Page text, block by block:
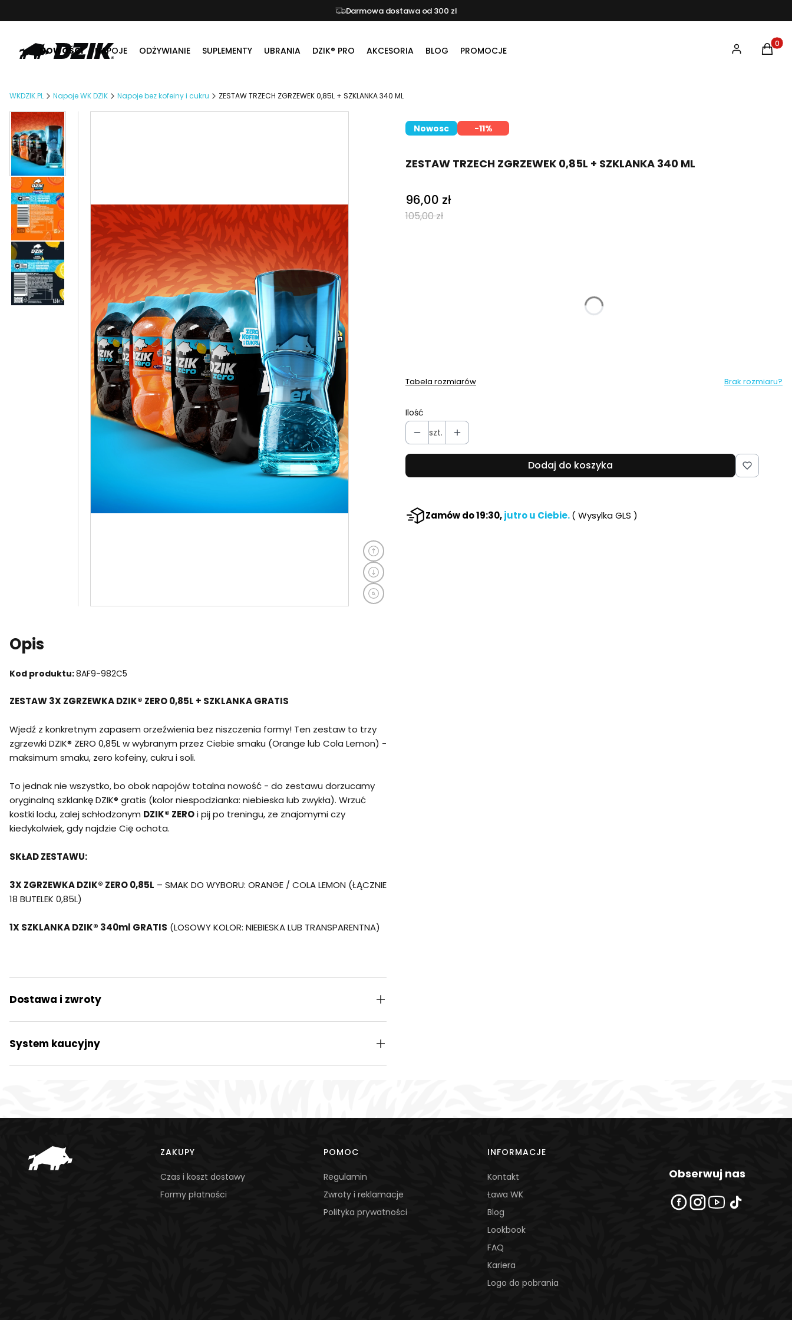
Darmowa dostawa od 300 zl
NOWOŚCI NAPOJE ODŻYWIANIE SUPLEMENTY UBRANIA DZIK® PRO AKCESORIA BLOG PROMOCJE
WKDZIK.PL Napoje WK DZIK Napoje bez kofeiny i cukru ZESTAW TRZECH ZGRZEWEK 0,85L + SZKLANKA 340 ML
Opis
Kod produktu:8AF9-982C5
ZESTAW 3X ZGRZEWKA DZIK® ZERO 0,85L + SZKLANKA GRATIS
Wjedź z konkretnym zapasem orzeźwienia bez niszczenia formy! Ten zestaw to trzy
zgrzewki DZIK® ZERO 0,85L w wybranym przez Ciebie smaku (Orange lub Cola Lemon) -
maksimum smaku, zero kofeiny, cukru i soli.
To jednak nie wszystko, bo obok napojów totalna nowość - do zestawu dorzucamy
oryginalną szklankę DZIK® gratis (kolor niespodzianka: niebieska lub zwykła). Wrzuć
kostki lodu, zalej schłodzonym DZIK® ZEROi pij po treningu, ze znajomymi czy
kiedykolwiek, gdy najdzie Cię ochota.
SKŁAD ZESTAWU:
3X ZGRZEWKA DZIK® ZERO 0,85L – SMAK DO WYBORU: ORANGE / COLA LEMON (ŁĄCZNIE
18 BUTELEK 0,85L)
1X SZKLANKA DZIK® 340ml GRATIS (LOSOWY KOLOR: NIEBIESKA LUB TRANSPARENTNA)
Dostawa i zwroty
System kaucyjny
Nowosc -11%
ZESTAW TRZECH ZGRZEWEK 0,85L + SZKLANKA 340 ML
96,00 zł
105,00 zł
Tabela rozmiarów Brak rozmiaru?
Ilość
szt.
Dodaj do koszyka
Zamów do 19:30,jutro u Ciebie.( Wysylka GLS )
Linki w stopce
ZAKUPY
Czas i koszt dostawy
Formy płatności
POMOC
Regulamin
Zwroty i reklamacje
Polityka prywatności
INFORMACJE
Kontakt
Ława WK
Blog
Lookbook
FAQ
Kariera
Logo do pobrania
Obserwuj nas